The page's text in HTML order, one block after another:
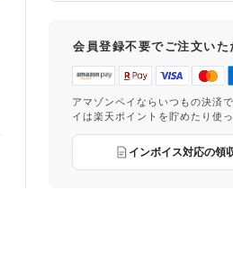
会員登録不要でご注文いた
アマゾンペイならいつもの決済
イは楽天ポイントを貯めたり使
インボイス対応の領